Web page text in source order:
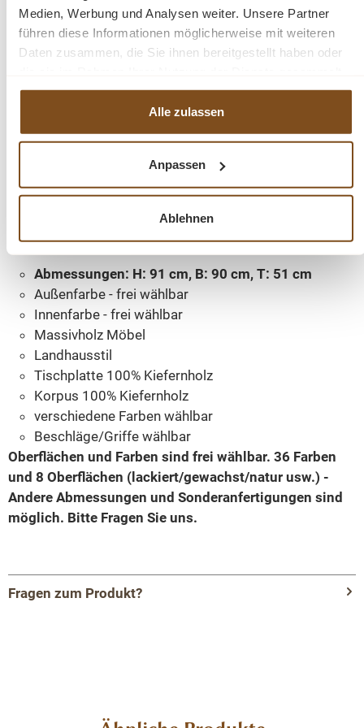
Medien, Werbung und Analysen weiter. Unsere Partner
führen diese Informationen möglicherweise mit weiteren
Daten zusammen, die Sie ihnen bereitgestellt haben oder
haben.
Alle zulassen
Anpassen
Ablehnen
und Schmutz zu entfernen. Aufgrund der spezifischen
Eigenschaften von Massivholz empfehlen wir, den
Schrank nach Kontakt mit Wasser mit einem trockenen
Verleihen Sie Ihrem Badezimmer mit unserem
hochwertigen Waschbeckenunterschrank im
Landhausstil ein stilvolles und funktionales Upgrade.
Exzellenz undRaffinesse
Abmessungen: H: 91 cm, B: 90 cm, T: 51 cm
Außenfarbe - frei wählbar
Innenfarbe - frei wählbar
Massivholz Möbel
Landhausstil
Tischplatte 100% Kiefernholz
Korpus 100% Kiefernholz
verschiedene Farben wählbar
Beschläge/Griffe wählbar
Oberflächen und Farben sind frei wählbar. 36 Farben
und 8 Oberflächen (lackiert/gewachst/natur usw.) -
Andere Abmessungen und Sonderanfertigungen sind
möglich. Bitte Fragen Sie uns.
Fragen zum Produkt?
Badezimmerunterschrank"
Produktgalerie überspringen